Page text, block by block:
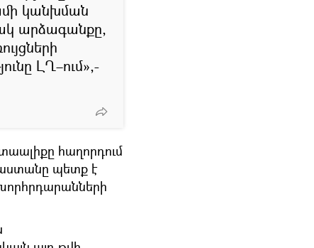
կանխման
արձագանքը,
ԼՂ–ում»,-
հաղորդում
պետք է
խորհրդարանների